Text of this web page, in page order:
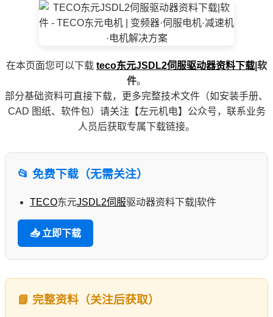
在本页面您可以下载 teco东元JSDL2伺服驱动器资料下载 |软
件。
部分基础资料可直接下载，更多完整技术文件（如安装手册、
CAD 图纸、软件包）请关注【左元机电】公众号，联系业务
人员后获取专属下载链接。
📂 免费下载（无需关注）
TECO东元JSDL2伺服驱动器资料下载|软件
📥 立即下载
📘 完整资料（关注后获取）